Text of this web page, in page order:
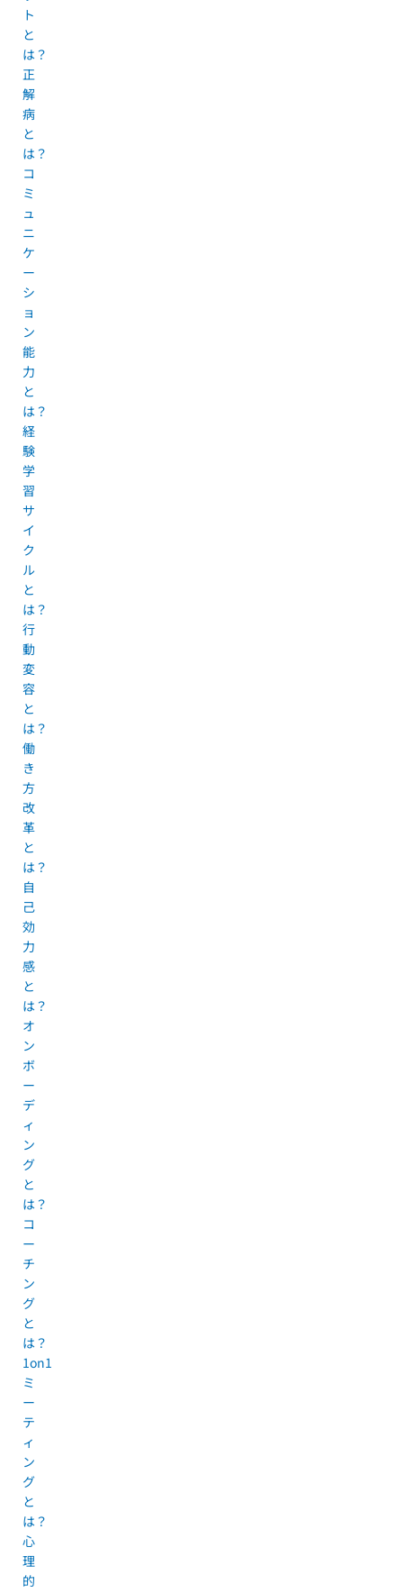
ト
と
は？
正
解
病
と
は？
コ
ミ
ュ
ニ
ケ
ー
シ
ョ
ン
能
力
と
は？
経
験
学
習
サ
イ
ク
ル
と
は？
行
動
変
容
と
は？
働
き
方
改
革
と
は？
自
己
効
力
感
と
は？
オ
ン
ボ
ー
デ
ィ
ン
グ
と
は？
コ
ー
チ
ン
グ
と
は？
1on1
ミ
ー
テ
ィ
ン
グ
と
は？
心
理
的